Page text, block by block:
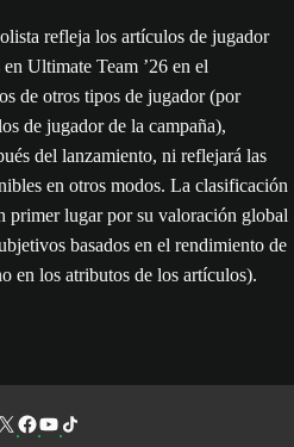
refleja los artículos de jugador
Ultimate Team ’26 en el
de otros tipos de jugador (por
de jugador de la campaña),
del lanzamiento, ni reflejará las
en otros modos. La clasificación
primer lugar por su valoración global
basados en el rendimiento de
en los atributos de los artículos).